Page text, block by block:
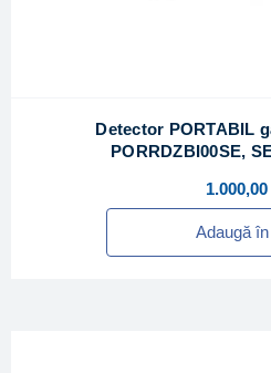
Detector PORTABIL
PORRDZBI00SE,
1.000,00
Adaugă